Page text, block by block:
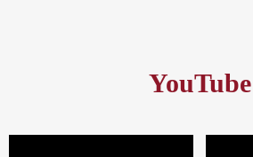
YouTube